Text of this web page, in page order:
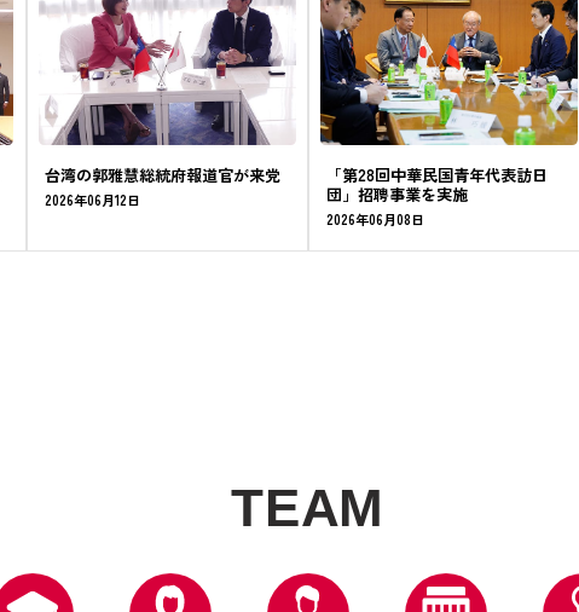
台湾の郭雅慧総統府報道官が来党
2026年06月12日
「第28回中華民国青年代表訪日
団」招聘事業を実施
2026年06月08日
TEAM